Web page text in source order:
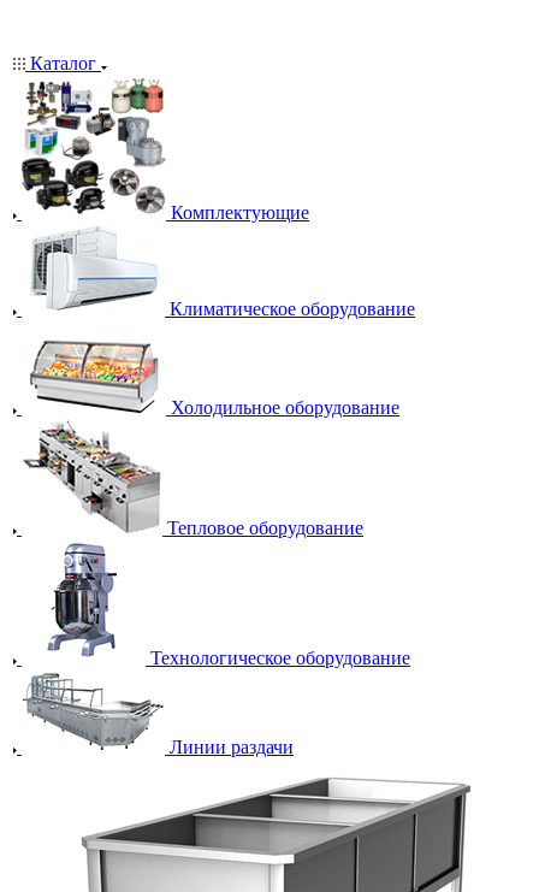
Каталог
Комплектующие
Климатическое оборудование
Холодильное оборудование
Тепловое оборудование
Технологическое оборудование
Линии раздачи